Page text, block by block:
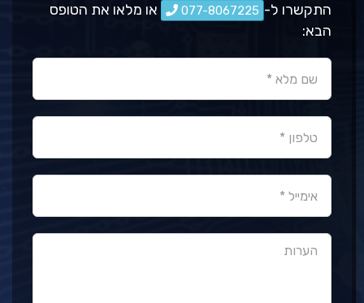
התקשרו ל- 077-8067225
או מלאו את הטופס
הבא: